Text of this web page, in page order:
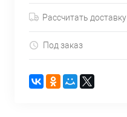
Рассчитать доставку
Под заказ